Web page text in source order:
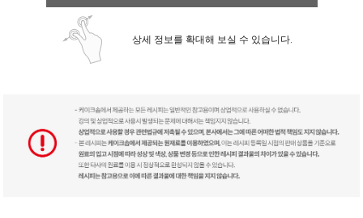
상세 정보를 확대해 보실 수 있습니다.